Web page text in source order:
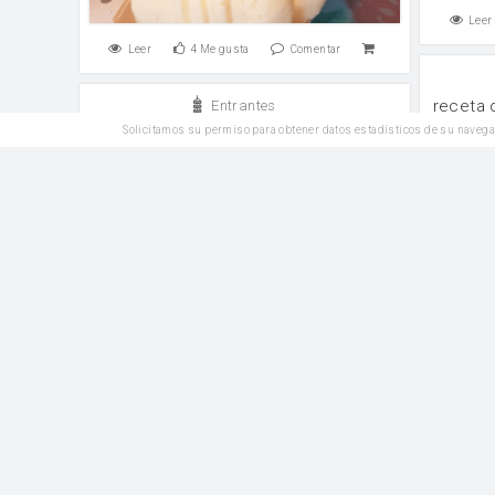
Leer
Leer 4 Me gusta Comentar
receta
Entrantes
Champiñones a la crema
Solicitamos su permiso para obtener datos estadísticos de su